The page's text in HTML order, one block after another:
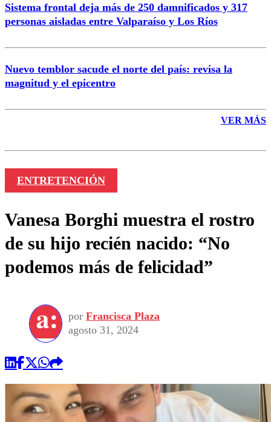
Sistema frontal deja más de 250 damnificados y 317
personas aisladas entre Valparaíso y Los Ríos
Nuevo temblor sacude el norte del país: revisa la
magnitud y el epicentro
VER MÁS
ENTRETENCIÓN
Vanesa Borghi muestra el rostro
de su hijo recién nacido: “No
podemos más de felicidad”
por Francisca Plaza
agosto 31, 2024